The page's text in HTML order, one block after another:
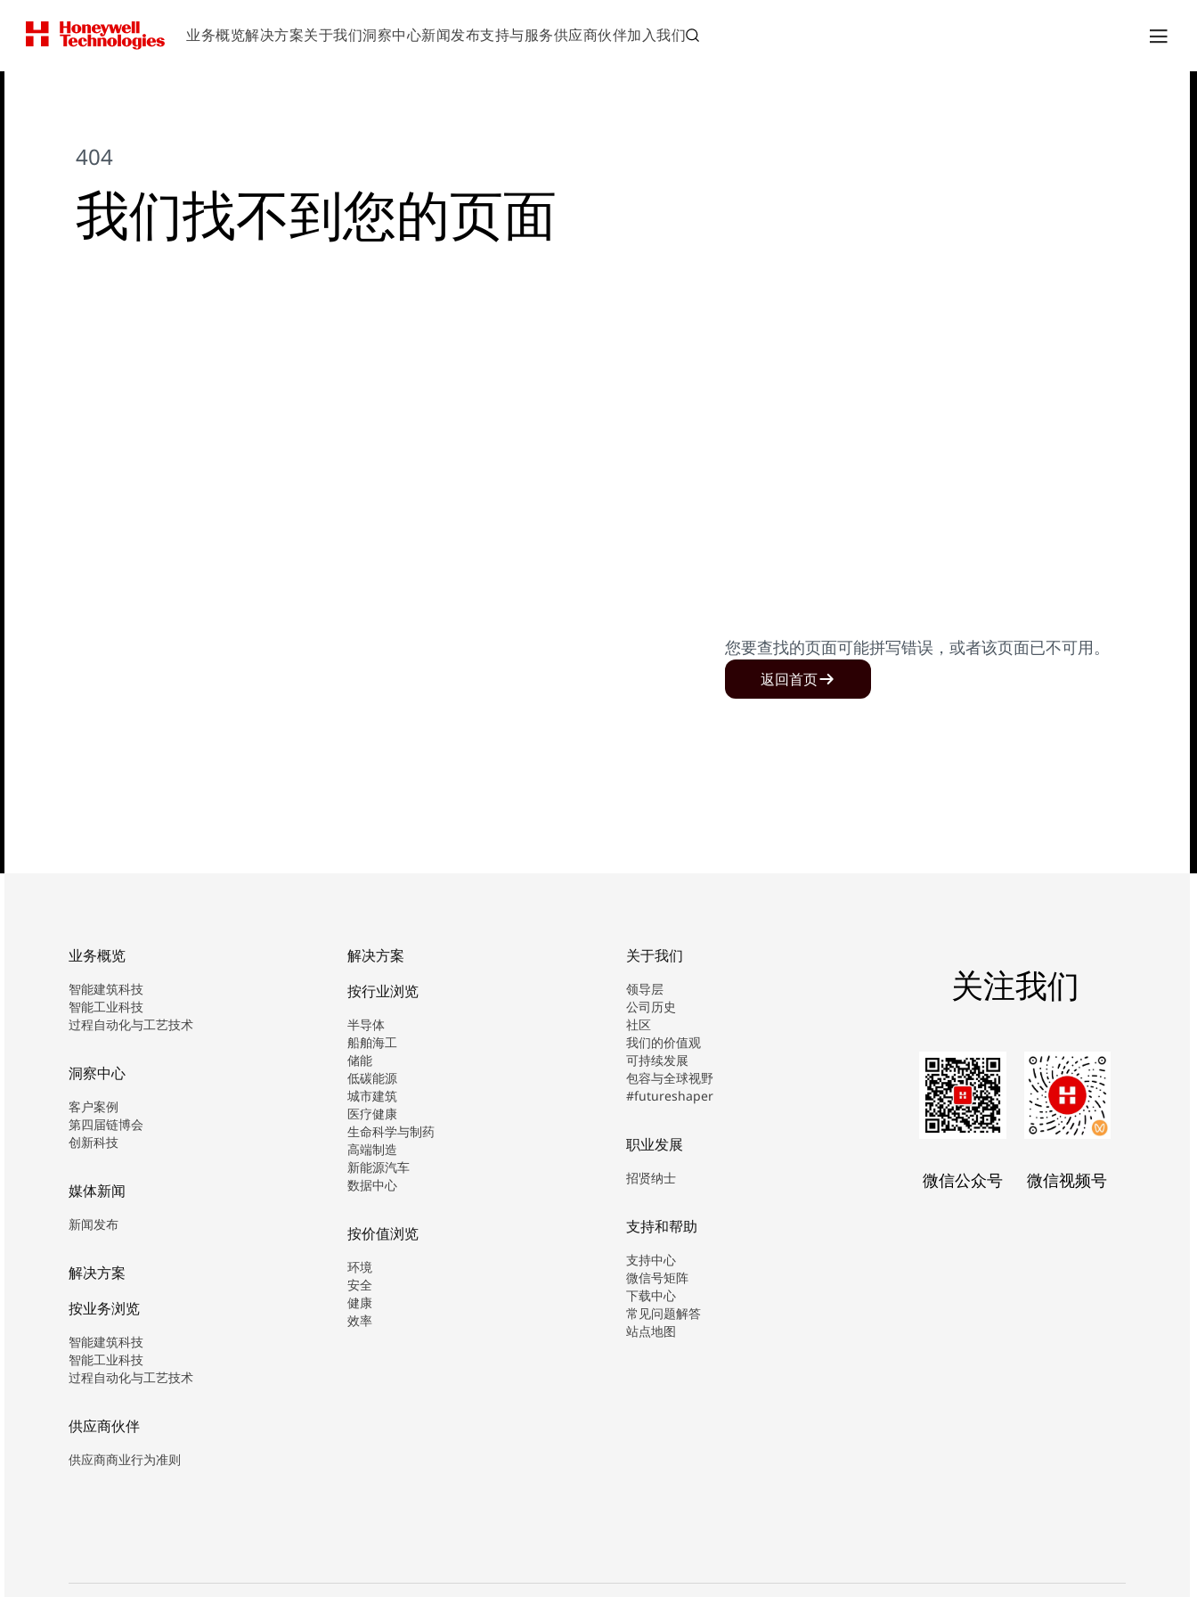
业务概览解决方案关于我们洞察中心新闻发布支持与服务供应商伙伴加入我们
404
我们找不到您的页面
您要查找的页面可能拼写错误，或者该页面已不可用。
返回首页
业务概览
智能建筑科技
智能工业科技
过程自动化与工艺技术
洞察中心
客户案例
第四届链博会
创新科技
媒体新闻
新闻发布
解决方案
按业务浏览
智能建筑科技
智能工业科技
过程自动化与工艺技术
供应商伙伴
供应商商业行为准则
解决方案
按行业浏览
半导体
船舶海工
储能
低碳能源
城市建筑
医疗健康
生命科学与制药
高端制造
新能源汽车
数据中心
按价值浏览
环境
安全
健康
效率
关于我们
领导层
公司历史
社区
我们的价值观
可持续发展
包容与全球视野
#futureshaper
职业发展
招贤纳士
支持和帮助
支持中心
微信号矩阵
下载中心
常见问题解答
站点地图
关注我们
微信公众号 微信视频号